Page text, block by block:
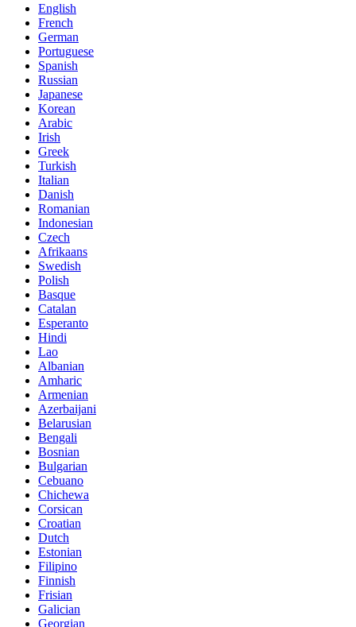
English
French
German
Portuguese
Spanish
Russian
Japanese
Korean
Arabic
Irish
Greek
Turkish
Italian
Danish
Romanian
Indonesian
Czech
Afrikaans
Swedish
Polish
Basque
Catalan
Esperanto
Hindi
Lao
Albanian
Amharic
Armenian
Azerbaijani
Belarusian
Bengali
Bosnian
Bulgarian
Cebuano
Chichewa
Corsican
Croatian
Dutch
Estonian
Filipino
Finnish
Frisian
Galician
Georgian